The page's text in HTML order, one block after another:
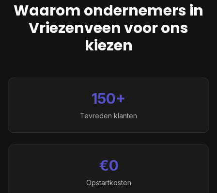
Waarom ondernemers in
Vriezenveenvoor ons
kiezen
150+
Tevreden klanten
€0
Opstartkosten